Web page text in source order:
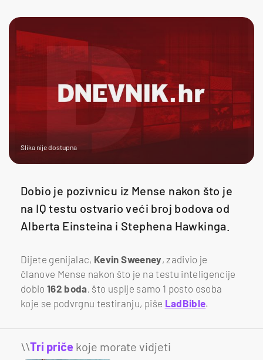
Slika nije dostupna
Dobio je pozivnicu iz Mense nakon što je
na IQ testu ostvario veći broj bodova od
Alberta Einsteina i Stephena Hawkinga.
Dijete genijalac, Kevin Sweeney, zadivio je
članove Mense nakon što je na testu inteligencije
dobio162 boda, što uspije samo 1 posto osoba
koje se podvrgnu testiranju, piše LadBible.
\\Tri priče koje morate vidjeti